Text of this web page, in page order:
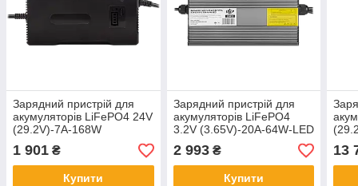
Зарядний пристрій для
акумуляторів LiFePO4 24V
(29.2V)-7A-168W
1 901 ₴
Купити
Зарядний пристрій для
акумуляторів LiFePO4
3.2V (3.65V)-20A-64W-LED
2 993₴
Купити
13